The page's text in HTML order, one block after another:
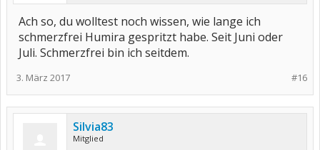
Ach so, du wolltest noch wissen, wie lange ich
schmerzfrei Humira gespritzt habe. Seit Juni oder
Juli. Schmerzfrei bin ich seitdem.
#16
3. März 2017
Silvia83
Mitglied